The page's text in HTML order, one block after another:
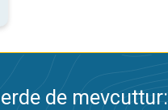
de mevcuttur: